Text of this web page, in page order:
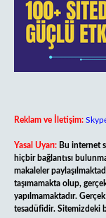
Reklam ve İletişim:
Yasal Uyarı: Bu internet
hiçbir bağlantısı
makaleler
taşımamakta olup,
yapılmamaktadır.
tesadüfidir. Sitemizdeki